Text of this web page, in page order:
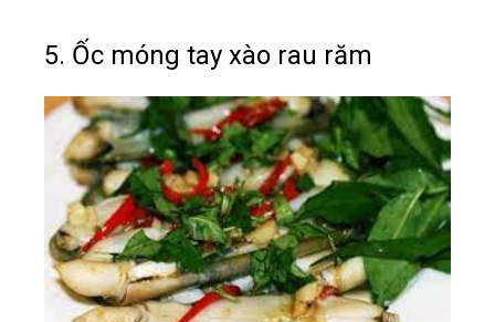
5. Ốc móng tay xào rau răm